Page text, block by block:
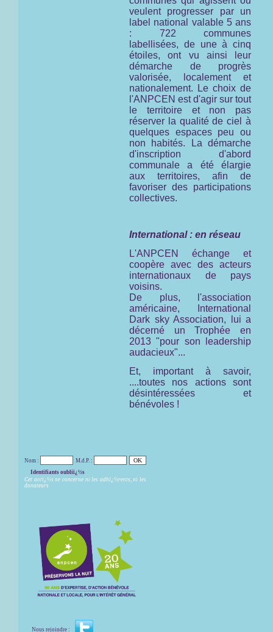
veulent progresser par un
label national valable 5 ans
: 722 communes
labellisées, de une à cinq
étoiles, ont vu ainsi leur
démarche de progrès
valorisée, localement et
nationalement. Le choix de
l'ANPCEN est d'agir sur tout
le territoire et non pas
réserver la qualité de ciel à
quelques espaces peu ou
non habités. La démarche
d'inscription d'abord
communale a été élargie
aux territoires, afin de
favoriser des participations
collectives.
International : en réseau
L'ANPCEN échange et
coopère avec des acteurs
internationaux de pays
voisins.
De plus, l'association
américaine,
International
Dark sky Association,
lui a
décerné un Trophée en
2013 "pour son leadership
audacieux"...
Et, important à savoir,
....toutes nos actions sont
désintéressées et
bénévoles !
Nom :
M.d.P. :
Identifiants oubliï¿½s
Cet accï¿½s ne concerne ni les adhï¿½rents, ni les
donateurs
Nous rejoindre :